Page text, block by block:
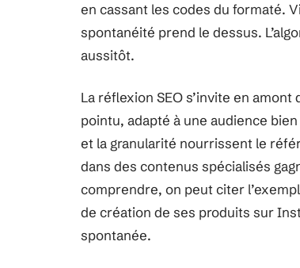
en cassant les codes du formaté.
spontanéité prend le dessus.
aussitôt.
La réflexion SEO s’invite en
pointu, adapté à une audience
et la granularité nourrissent le
dans des contenus spécialisés
comprendre, on peut citer
de création de ses produits sur
spontanée.